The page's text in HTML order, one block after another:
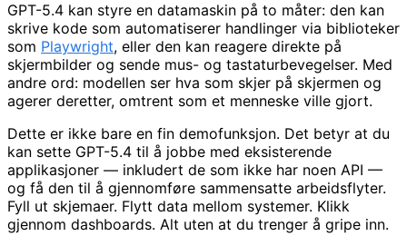
GPT-5.4 kan styre en datamaskin på to måter: den kan
skrive kode som automatiserer handlinger via biblioteker
som Playwright, eller den kan reagere direkte på
skjermbilder og sende mus- og tastaturbevegelser. Med
andre ord: modellen ser hva som skjer på skjermen og
agerer deretter, omtrent som et menneske ville gjort.
Dette er ikke bare en fin demofunksjon. Det betyr at du
kan sette GPT-5.4 til å jobbe med eksisterende
applikasjoner — inkludert de som ikke har noen API —
og få den til å gjennomføre sammensatte arbeidsflyter.
Fyll ut skjemaer. Flytt data mellom systemer. Klikk
gjennom dashboards. Alt uten at du trenger å gripe inn.